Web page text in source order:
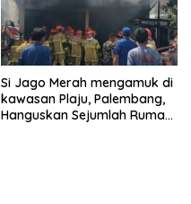
Si Jago Merah mengamuk di
kawasan Plaju, Palembang,
Hanguskan Sejumlah Rumah